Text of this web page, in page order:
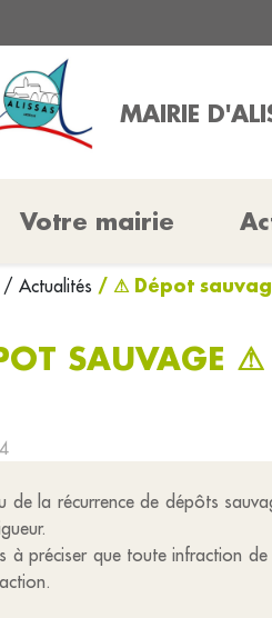
MAIRIE
Votre mairie
/ Actualités / ⚠ Dépot
SAUVAGE ⚠
de la récurrence de dépôts
à préciser que toute infraction